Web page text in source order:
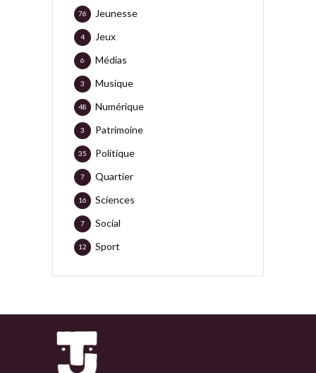
Jeunesse
76
Jeux
4
Médias
6
Musique
3
Numérique
48
Patrimoine
3
Politique
35
Quartier
7
Sciences
16
Social
7
Sport
12